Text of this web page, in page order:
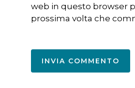
web in questo browser
prossima volta che